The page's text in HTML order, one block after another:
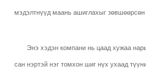
мэдэлтнүүд маань ашиглахыг зөвшөөрсөн
Энэ хэдэн компани нь цаад хужаа
сан нэртэй нэг томхон шиг нүх ухаад